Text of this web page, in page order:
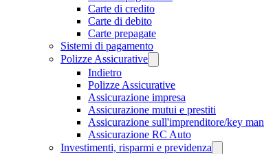
Carte di credito
Carte di debito
Carte prepagate
Sistemi di pagamento
Polizze Assicurative
Indietro
Polizze Assicurative
Assicurazione impresa
Assicurazione mutui e prestiti
Assicurazione sull'imprenditore/key man
Assicurazione RC Auto
Investimenti, risparmi e previdenza